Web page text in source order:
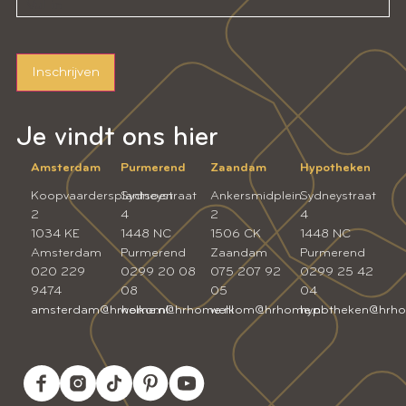
Je vindt ons hier
Amsterdam
Koopvaardersplantsoen
2
1034 KE
Amsterdam
020 229
9474
amsterdam@hrhome.nl
Purmerend
Sydneystraat
4
1448 NC
Purmerend
0299 20 08
08
welkom@hrhome.nl
Zaandam
Ankersmidplein
2
1506 CK
Zaandam
075 207 92
05
welkom@hrhome.nl
Hypotheken
Sydneystraat
4
1448 NC
Purmerend
0299 25 42
04
Inschrijven